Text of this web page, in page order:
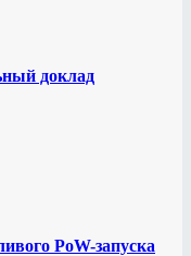
доклад
PoW-запуска